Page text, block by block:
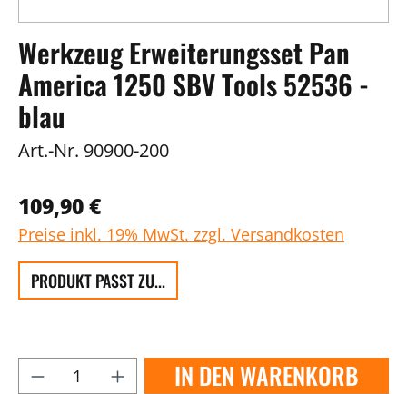
Werkzeug Erweiterungsset Pan
America 1250 SBV Tools 52536 -
blau
Art.-Nr. 90900-200
109,90 €
Preise inkl. 19% MwSt. zzgl. Versandkosten
PRODUKT PASST ZU...
IN DEN WARENKORB